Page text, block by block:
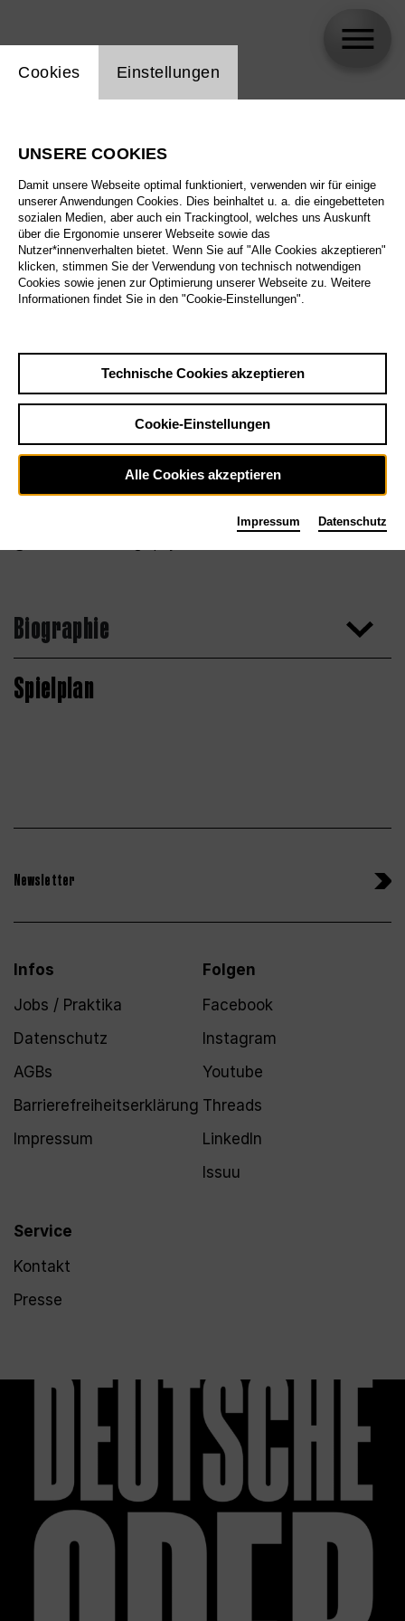
Biographie
Spielplan
Newsletter
Infos
Jobs / Praktika
Datenschutz
AGBs
Barrierefreiheitserklärung
Impressum
Service
Kontakt
Presse
Folgen
Facebook
Instagram
Youtube
Threads
LinkedIn
Issuu
Einstellung Website Cookie
Cookies Einstellungen
UNSERE COOKIES
Damit unsere Webseite optimal funktioniert, verwenden wir für einige
unserer Anwendungen Cookies. Dies beinhaltet u. a. die eingebetteten
sozialen Medien, aber auch ein Trackingtool, welches uns Auskunft
über die Ergonomie unserer Webseite sowie das
Nutzer*innenverhalten bietet. Wenn Sie auf "Alle Cookies akzeptieren"
klicken, stimmen Sie der Verwendung von technisch notwendigen
Cookies sowie jenen zur Optimierung unserer Webseite zu. Weitere
Informationen findet Sie in den "Cookie-Einstellungen".
Technische Cookies akzeptieren
Cookie-Einstellungen
Alle Cookies akzeptieren
Impressum Datenschutz